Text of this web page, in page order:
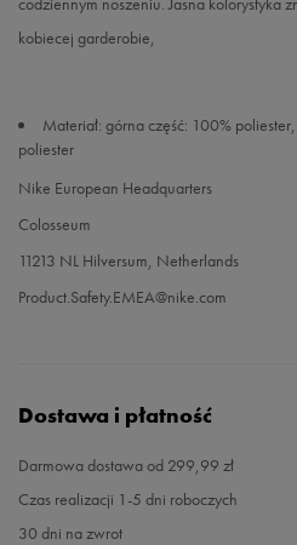
kobiecej garderobie,
Materiał: górna część: 100%
poliester
Nike European Headquarters
Colosseum
11213 NL Hilversum, Netherlands
Product.Safety.EMEA@nike.com
Dostawa i płatność
Darmowa dostawa od 299,99 zł
Czas realizacji 1-5 dni roboczych
30 dni na zwrot